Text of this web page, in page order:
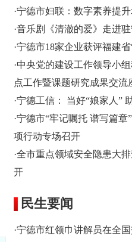
·宁德市妇联：数字素养提
·音乐剧《清澈的爱》走进
·宁德市18家企业获评福建
·中央党的建设工作领导小
点工作暨课题研究成果交流
·宁德工信： 当好“娘家人”
·宁德市“牢记嘱托 谱写篇
项行动专场召开
·全市重点领域安全隐患大
开
民生要闻
·宁德市红领巾讲解员在全